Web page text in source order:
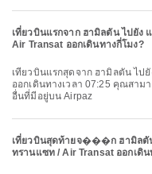
เที่ยวบินแรกจาก ฮามิลตัน ไปยัง
Air Transat ออกเดินทางกี่โมง?
เที่ยวบินแรกสุดจาก ฮามิลตัน ไปยัง แวนคูเวอร์ กับ แอร์ทรานแซท / Air Transat
ออกเดินทางเวลา 07:25 คุณสาม
อื่นที่มีอยู่บน Airpaz
เที่ยวบินสุดท้ายจ���ก ฮามิลตัน
ทรานแซท / Air Transat ออกเดิน